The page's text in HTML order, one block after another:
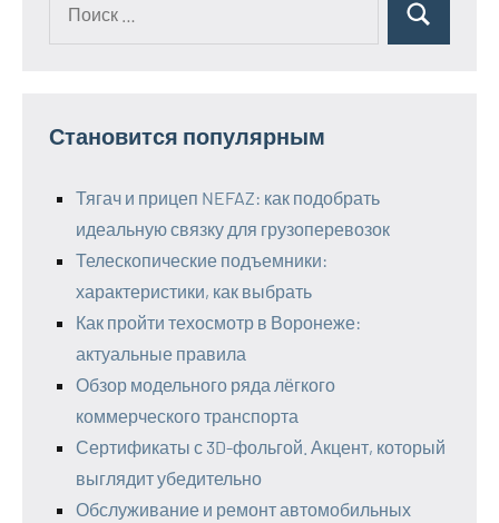
Поиск
Становится популярным
Тягач и прицеп NEFAZ: как подобрать
идеальную связку для грузоперевозок
Телескопические подъемники:
характеристики, как выбрать
Как пройти техосмотр в Воронеже:
актуальные правила
Обзор модельного ряда лёгкого
коммерческого транспорта
Сертификаты с 3D-фольгой. Акцент, который
выглядит убедительно
Обслуживание и ремонт автомобильных